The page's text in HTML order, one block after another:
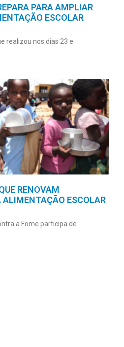
PARA AMPLIAR
ESCOLAR
realizou nos dias 23 e
RENOVAM
ALIMENTAÇÃO ESCOLAR
a Fome participa de